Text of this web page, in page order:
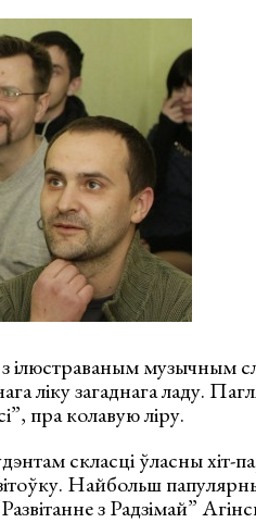
ілюстраваным музычным
ліку загаднага ладу.
пра колавую ліру.
скласці ўласны хіт-
Найбольш
з Радзімай”